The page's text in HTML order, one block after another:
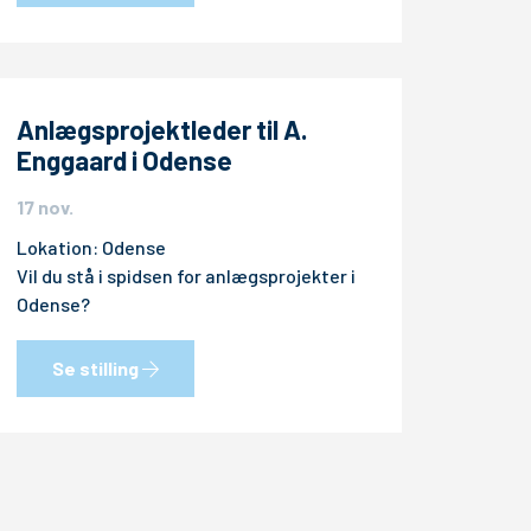
Anlægsprojektleder til A.
Enggaard i Odense
17 nov.
Lokation: Odense
Vil du stå i spidsen for anlægsprojekter i
Odense?
Se stilling